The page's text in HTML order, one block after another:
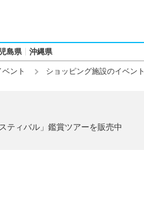
島県 沖縄県
ント ショッピング施設のイベント
ティバル」鑑賞ツアーを販売中